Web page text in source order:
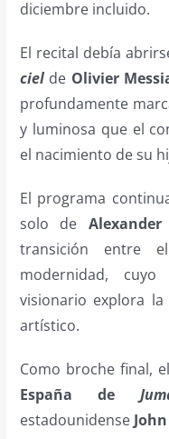
diciembre incluido.
El recital debía
cielde Olivier
profundamente
y luminosa que el
el nacimiento de su
El programa
solo de
transición entre
modernidad,
visionario explora
artístico.
Como broche final,
España de
estadounidense